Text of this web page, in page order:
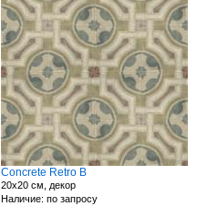
Concrete Retro B
20x20 см, декор
Наличие: по запросу